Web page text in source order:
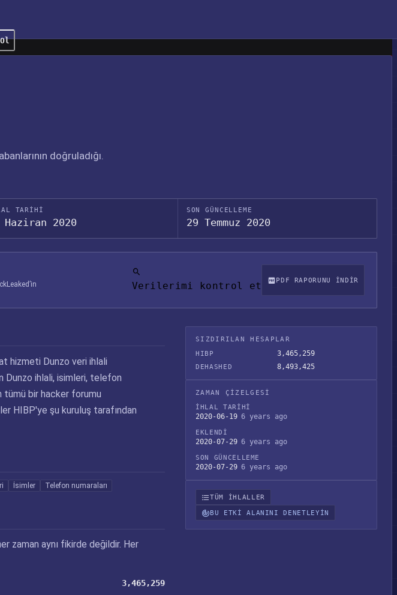
doğruladığı.
TARIHI
Haziran 2020
SON GÜNCELLEME
29 Temmuz 2020
Verilerimi kontrol et PDF RAPORUNU INDIR
hizmeti Dunzo veri ihlali
Dunzo ihlali, isimleri, telefon
tümü bir hacker forumu
HIBP'ye şu kuruluş tarafından
İsimler Telefon numaraları
zaman aynı fikirde değildir. Her
3,465,259
SIZDIRILAN HESAPLAR
HIBP
3,465,259
DEHASHED 8,493,425
ZAMAN ÇIZELGESI
İHLAL TARIHI
2020-06-19 6 years ago
EKLENDI
2020-07-29 6 years ago
SON GÜNCELLEME
2020-07-29 6 years ago
TÜM IHLALLER
BU ETKI ALANINI DENETLEYIN